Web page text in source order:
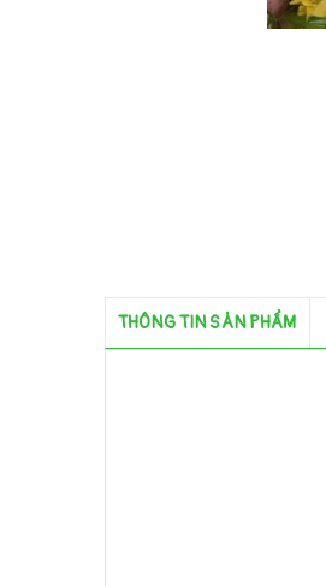
THÔNG TIN SẢN PHẨM